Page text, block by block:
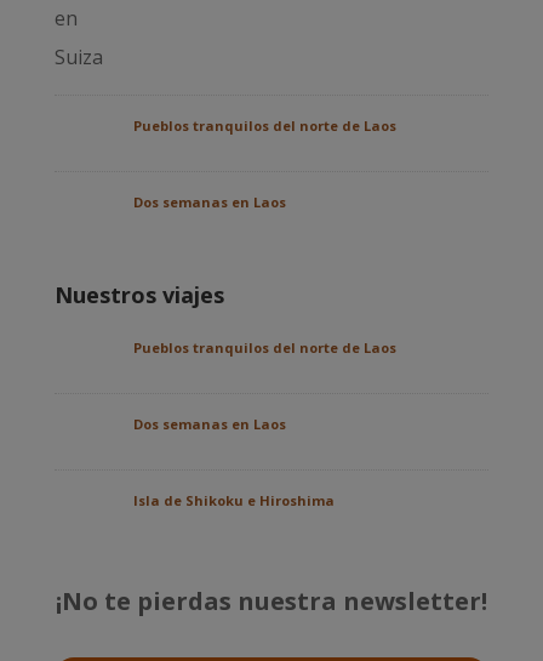
Pueblos tranquilos del norte de Laos
Dos semanas en Laos
Nuestros viajes
Pueblos tranquilos del norte de Laos
Dos semanas en Laos
Isla de Shikoku e Hiroshima
¡No te pierdas nuestra newsletter!